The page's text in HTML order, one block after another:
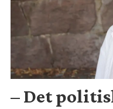
– Det